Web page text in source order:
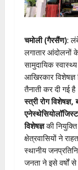
चमोली (गैरसैंण):
लगातार आंदोलनों
सामुदायिक
आखिरकार
तैनाती कर दी गई
स्त्री रोग विशेषज्ञ,
विशेषज्ञकी
क्षेत्रवासियों ने
स्थानीय
जनता ने इसे वर्षों